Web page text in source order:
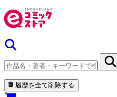
履歴を全て削除する